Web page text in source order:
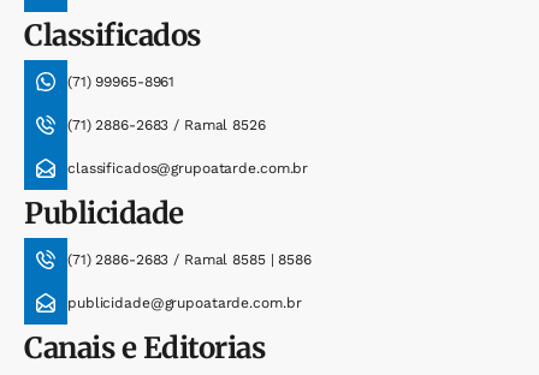
Classificados
(71) 99965-8961
(71) 2886-2683 / Ramal 8526
classificados@grupoatarde.com.br
Publicidade
(71) 2886-2683 / Ramal 8585 | 8586
publicidade@grupoatarde.com.br
Canais e Editorias